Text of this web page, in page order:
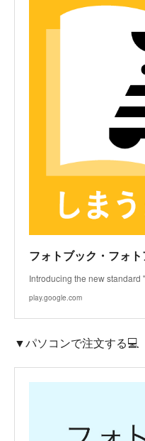
Introducing the new
play.google.com
▼パソコンで注文する💻